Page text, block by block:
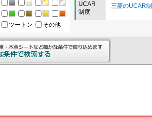
ツートン
その他
UCAR
制度
三菱のUCAR